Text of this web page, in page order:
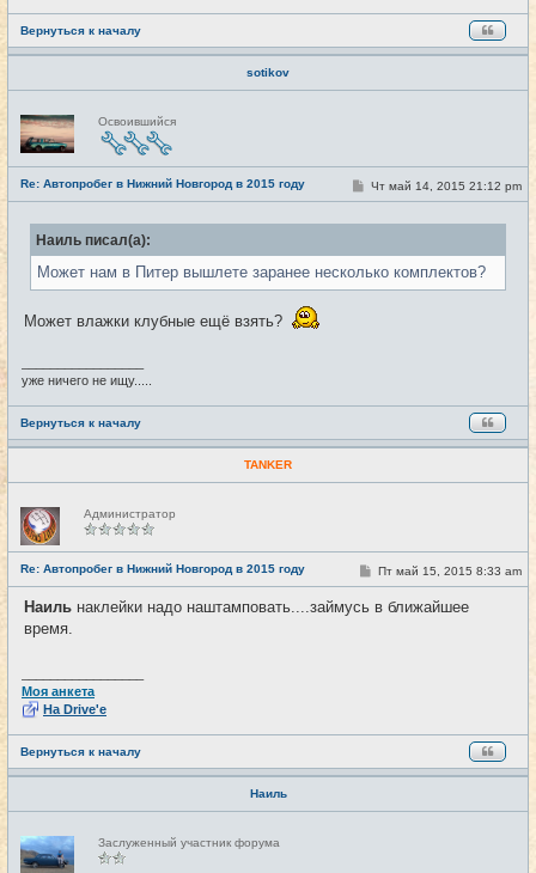
Вернуться к началу
sotikov
Н
е
в
с
е
т
и
Освоившийся
Re: Автопробег в Нижний Новгород в 2015 году #109
С
о
б
е
н
Чт май 14, 2015 21:12 pm
Наиль писал(а):
Может нам в Питер вышлете заранее несколько комплектов?
Может влажки клубные ещё взять?
уже ничего не ищу.....
Вернуться к началу
TANKER
Н
е
в
с
е
т
и
Администратор
Re: Автопробег в Нижний Новгород в 2015 году #110
С
о
б
Пт май 15, 2015 8:33 am
Наиль наклейки надо наштамповать....займусь в ближайшее
время.
Моя анкета
На Drive'e
Вернуться к началу
Наиль
Н
е
в
Заслуженный участник форума